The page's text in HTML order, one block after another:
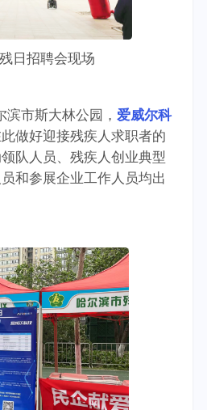
日招聘会现场
滨市斯大林公园，爱威尔科
做好迎接残疾人求职者的
队人员、残疾人创业典型
和参展企业工作人员均出